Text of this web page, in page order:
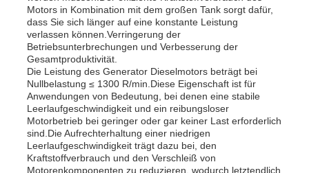
Über uns
Fabrik Tour
Qualitätskontrolle
Kontakt
Motors in Kombination mit dem großen Tank sorgt dafür,
dass Sie sich länger auf eine konstante Leistung
verlassen können.Verringerung der
Betriebsunterbrechungen und Verbesserung der
Gesamtproduktivität.
Die Leistung des Generator Dieselmotors beträgt bei
Nullbelastung ≤ 1300 R/min.Diese Eigenschaft ist für
Anwendungen von Bedeutung, bei denen eine stabile
Leerlaufgeschwindigkeit und ein reibungsloser
Motorbetrieb bei geringer oder gar keiner Last erforderlich
sind.Die Aufrechterhaltung einer niedrigen
Leerlaufgeschwindigkeit trägt dazu bei, den
Kraftstoffverbrauch und den Verschleiß von
Motorenkomponenten zu reduzieren, wodurch letztendlich